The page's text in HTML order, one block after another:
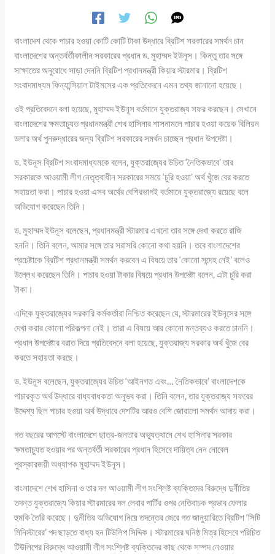
বাংলাদেশ থেকে পাচার হওয়া কোটি কোটি টাকা উদ্ধারে ব্রিটিশ সরকারের সমর্থন চান
বাংলাদেশের অন্তর্বর্তীকালীন সরকারের প্রধান ড. মুহাম্মদ ইউনূস। কিন্তু তার সঙ্গে
সাক্ষাতের অনুরোধে সাড়া দেননি ব্রিটিশ প্রধানমন্ত্রী কিয়ার স্টারমার। ব্রিটিশ
সংবাদমাধ্যম ফিন্যান্সিয়াল টাইমসের এক প্রতিবেদনে এমন তথ্য জানানো হয়েছে।
ওই প্রতিবেদনে বলা হয়েছে, মুহাম্মদ ইউনূস বর্তমানে যুক্তরাজ্য সফর করছেন। সেখানে
বাংলাদেশের ক্ষমতাচ্যুত প্রধানমন্ত্রী শেখ হাসিনার শাসনামলে পাচার হওয়া কয়েক বিলিয়ন
ডলার অর্থ পুনরুদ্ধারের জন্য ব্রিটিশ সরকারের সমর্থন চাচ্ছেন প্রধান উপদেষ্টা।
ড. ইউনূস ব্রিটিশ সংবাদমাধ্যমকে বলেন, যুক্তরাজ্যের উচিত ‘নৈতিকভাবে’ তার
সরকারকে আওয়ামী লীগ নেতৃত্বাধীন সরকারের সময়ে ‘চুরি হওয়া’ অর্থ খুঁজে বের করতে
সহায়তা করা। পাচার হওয়া এসব অর্থের বেশিরভাগই বর্তমানে যুক্তরাজ্যে রয়েছে বলে
অভিযোগ করেছেন তিনি।
ড. মুহাম্মদ ইউনূস বলেছেন, প্রধানমন্ত্রী স্টারমার এখনো তার সঙ্গে দেখা করতে রাজি
হননি। তিনি বলেন, আমার সঙ্গে তার সরাসরি কোনো কথা হয়নি। তবে বাংলাদেশের
প্রচেষ্টাকে ব্রিটিশ প্রধানমন্ত্রী সমর্থন করবেন এ বিষয়ে তার ‘কোনো সন্দেহ নেই’ বলেও
উল্লেখ করেছেন তিনি। পাচার হওয়া টাকার বিষয়ে প্রধান উপদেষ্টা বলেন, এটা চুরি করা
টাকা।
এদিকে যুক্তরাজ্যের সরকারি কর্মকর্তারা নিশ্চিত করেছেন যে, স্টারমারের ইউনূসের সঙ্গে
দেখা করার কোনো পরিকল্পনা নেই। তারা এ বিষয়ে আর কোনো মন্তব্যও করতে চাননি।
প্রধান উপদেষ্টার বরাত দিয়ে প্রতিবেদনে বলা হয়েছে, যুক্তরাজ্য সরকার অর্থ খুঁজে বের
করতে সহায়তা করছে।
ড. ইউনূস বলেছেন, যুক্তরাজ্যের উচিত ‘আইনগত এবং… নৈতিকভাবে’ বাংলাদেশকে
পাচারকৃত অর্থ উদ্ধারে বাধ্যবাধকতা অনুভব করা। তিনি বলেন, তার যুক্তরাজ্য সফরের
উদ্দেশ্য ছিল পাচার হওয়া অর্থ উদ্ধারে দেশটির আরও বেশি জোরালো সমর্থন আদায় করা।
গত বছরের আগস্টে বাংলাদেশে ছাত্র-জনতার অভ্যুত্থানে শেখ হাসিনার সরকার
ক্ষমতাচ্যুত হওয়ার পর অন্তর্বর্তী সরকারের প্রধান হিসেবে দায়িত্ব নেন নোবেল
পুরস্কারজয়ী অধ্যাপক মুহাম্মদ ইউনূস।
বাংলাদেশে শেখ হাসিনা ও তার দল আওয়ামী লীগ সংশ্লিষ্ট ব্যক্তিদের বিরুদ্ধে দুর্নীতির
তদন্ত যুক্তরাজ্যে কিয়ার স্টারমারের দল লেবার পার্টির ওপর নেতিবাচক প্রভাব ফেলার
হুমকি তৈরি করেছে। দুর্নীতির অভিযোগ নিয়ে তদন্তের জেরে গত জানুয়ারিতে ব্রিটিশ ‘সিটি
মিনিস্টারের’ পদ ছাড়তে বাধ্য হন টিউলিপ সিদ্দিক। স্টারমারের ঘনিষ্ঠ মিত্র হিসেবে পরিচিত
টিউলিপের বিরুদ্ধে আওয়ামী লীগ সংশ্লিষ্ট ব্যক্তিদের কাছ থেকে সম্পদ নেওয়ার